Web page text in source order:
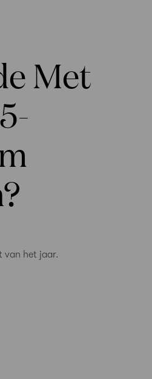
Met
van het jaar.